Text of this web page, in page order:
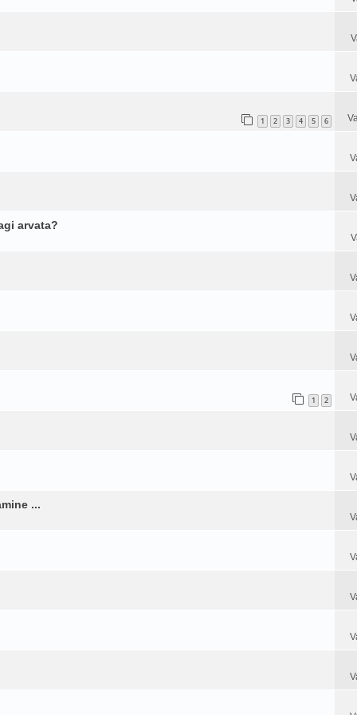
1 2 3 4 5 6
arvata?
1 2
...